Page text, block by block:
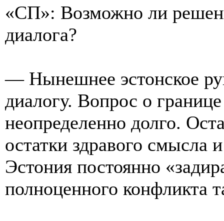
«СП»: Возможно ли
диалога?
— Нынешнее эстонское
диалогу. Вопрос о
неопределенно долго.
остатки здравого смысла
Эстония постоянно
полноценного конфликта